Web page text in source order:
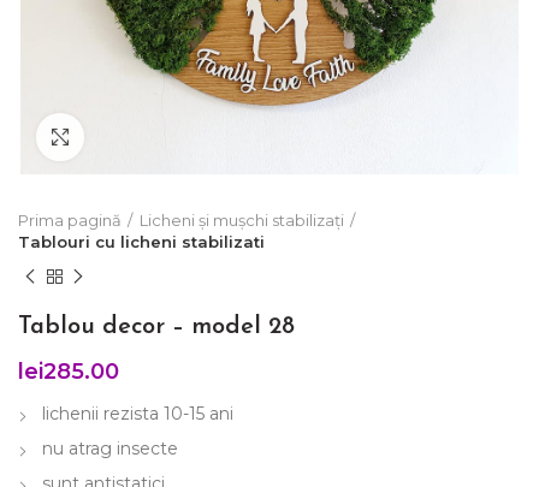
Prima pagină
Licheni și mușchi stabilizați
Tablouri cu licheni stabilizati
Tablou decor – model 28
lei285.00
lichenii rezista 10-15 ani
nu atrag insecte